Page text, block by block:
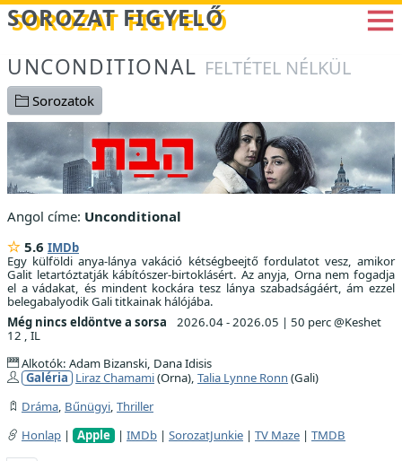
Betöltés...
SOROZAT FIGYELŐ
UNCONDITIONAL FELTÉTEL NÉLKÜL
Sorozatok
Angol címe: Unconditional
5.6 IMDb
Egy külföldi anya-lánya vakáció kétségbeejtő fordulatot vesz, amikor
Galit letartóztatják kábítószer-birtoklásért. Az anyja, Orna nem fogadja
el a vádakat, és mindent kockára tesz lánya szabadságáért, ám ezzel
belegabalyodik Gali titkainak hálójába.
Még nincs eldöntve a sorsa
2026.04 - 2026.05 | 50 perc @Keshet
12 , IL
Alkotók: Adam Bizanski, Dana Idisis
Galéria Liraz Chamami(Orna), Talia Lynne Ronn (Gali)
Dráma, Bűnügyi, Thriller
Honlap | Apple | IMDb | SorozatJunkie | TV Maze | TMDB